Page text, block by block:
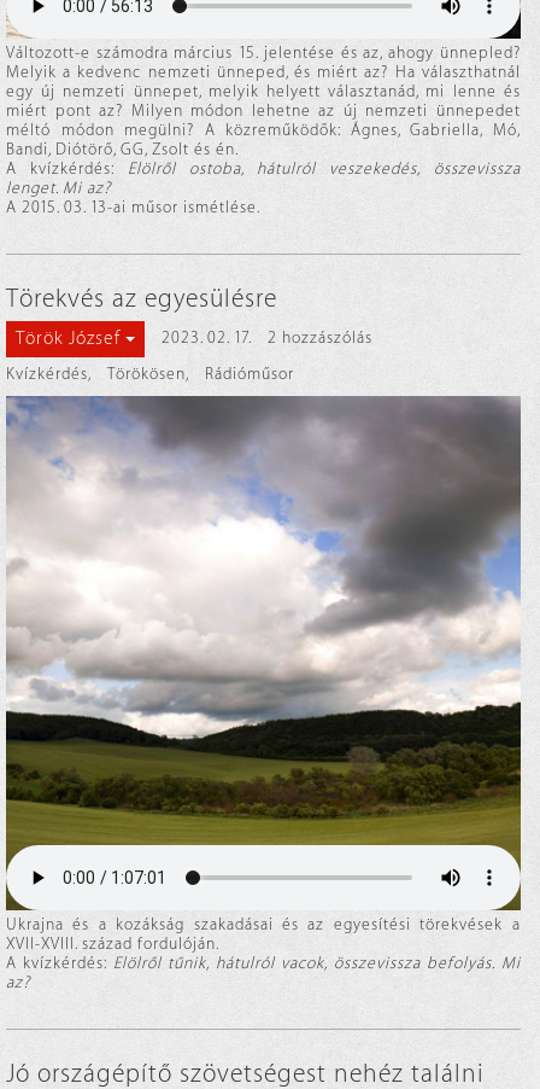
Változott-e számodra március 15. jelentése és az, ahogy ünnepled?
Melyik a kedvenc nemzeti ünneped, és miért az? Ha választhatnál
egy új nemzeti ünnepet, melyik helyett választanád, mi lenne és
miért pont az? Milyen módon lehetne az új nemzeti ünnepedet
méltó módon megülni? A közreműködők: Ágnes, Gabriella, Mó,
Bandi, Diótörő, GG, Zsolt és én.
A kvízkérdés: Elölről ostoba, hátulról veszekedés, összevissza
lenget. Mi az?
A 2015. 03. 13-ai műsor ismétlése.
Törekvés az egyesülésre
Török József 2023. 02. 17.
2 hozzászólás
Kvízkérdés, Törökösen, Rádióműsor
Ukrajna és a kozákság szakadásai és az egyesítési törekvések a
XVII-XVIII. század fordulóján.
A kvízkérdés: Elölről tűnik, hátulról vacok, összevissza befolyás. Mi
az?
Jó országépítő szövetségest nehéz találni